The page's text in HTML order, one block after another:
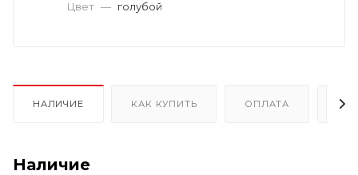
Цвет — голубой
НАЛИЧИЕ КАК КУПИТЬ ОПЛАТА
Наличие